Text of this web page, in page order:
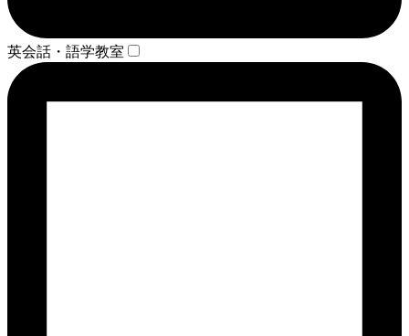
英会話・語学教室